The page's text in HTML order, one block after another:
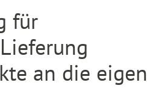
für
an die